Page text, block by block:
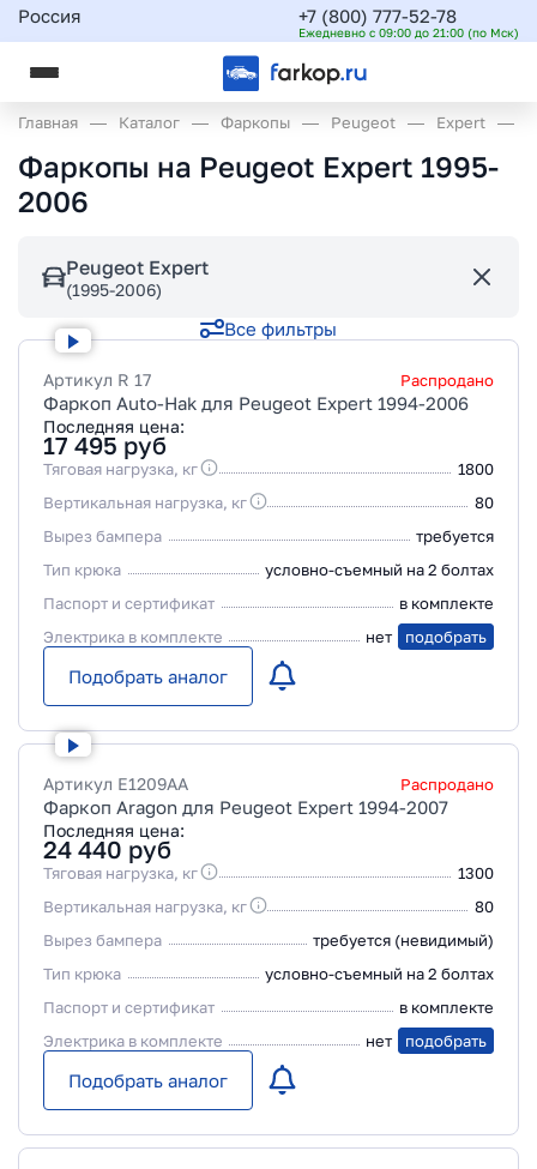
Россия +7 (800) 777-52-78
Ежедневно с 09:00 до 21:00 (по Мск)
Главная Каталог Фаркопы Peugeot Expert
Фаркопы на Peugeot Expert 1995-
2006
Peugeot Expert
(1995-2006)
Все фильтры
Артикул R 17 Распродано
Фаркоп Auto-Hak для Peugeot Expert 1994-2006
Последняя цена:
17 495 руб
Тяговая нагрузка, кг
1800
Вертикальная нагрузка, кг
80
Вырез бампера
требуется
Тип крюка
условно-съемный на 2 болтах
Паспорт и сертификат
в комплекте
Электрика в комплекте
нет подобрать
Подобрать аналог
Артикул E1209AA Распродано
Фаркоп Aragon для Peugeot Expert 1994-2007
Последняя цена:
24 440 руб
Тяговая нагрузка, кг
1300
Вертикальная нагрузка, кг
80
Вырез бампера
требуется (невидимый)
Тип крюка
условно-съемный на 2 болтах
Паспорт и сертификат
в комплекте
Электрика в комплекте
нет подобрать
Подобрать аналог